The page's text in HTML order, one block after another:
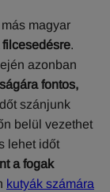
magyar
.
azonban
fontos,
szánjunk
belül vezethet
lehet időt
a fogak
kutyák számára